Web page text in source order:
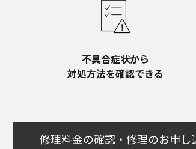
不具合症状から​
対処方法を確認できる
修理料金の確認・修理のお申し